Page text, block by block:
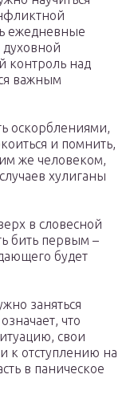
ежедневные
контроль над
важным
оскорблениями,
и помнить,
же человеком,
хулиганы
в словесной
бить первым –
будет
заняться
что
свои
к отступлению на
в паническое